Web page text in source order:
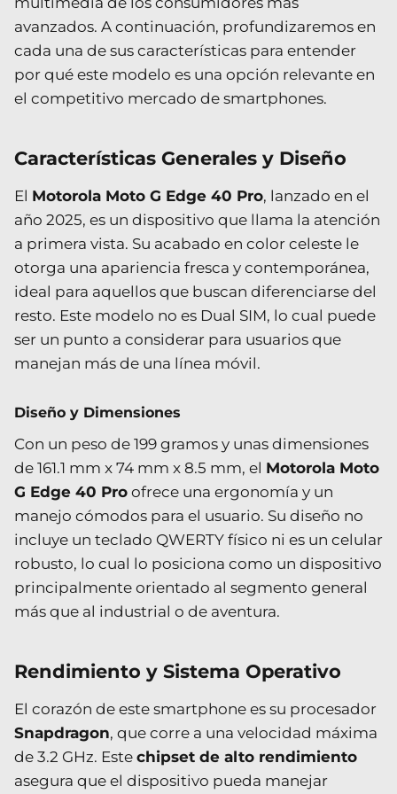
avanzados. A continuación, profundizaremos en
cada una de sus características para entender
por qué este modelo es una opción relevante en
el competitivo mercado de smartphones.
Características Generales y Diseño
El Motorola Moto G Edge 40 Pro, lanzado en el
año 2025, es un dispositivo que llama la atención
a primera vista. Su acabado en color celeste le
otorga una apariencia fresca y contemporánea,
ideal para aquellos que buscan diferenciarse del
resto. Este modelo no es Dual SIM, lo cual puede
ser un punto a considerar para usuarios que
manejan más de una línea móvil.
Diseño y Dimensiones
Con un peso de 199 gramos y unas dimensiones
de 161.1 mm x 74 mm x 8.5 mm, el Motorola Moto
G Edge 40 Pro ofrece una ergonomía y un
manejo cómodos para el usuario. Su diseño no
incluye un teclado QWERTY físico ni es un celular
robusto, lo cual lo posiciona como un dispositivo
principalmente orientado al segmento general
más que al industrial o de aventura.
Rendimiento y Sistema Operativo
El corazón de este smartphone es su procesador
Snapdragon, que corre a una velocidad máxima
de 3.2 GHz. Este chipset de alto rendimiento
asegura que el dispositivo pueda manejar